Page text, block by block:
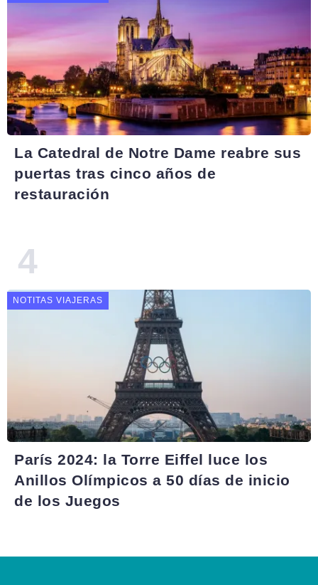
La Catedral de Notre Dame reabre sus
puertas tras cinco años de
restauración
NOTITAS VIAJERAS
París 2024: la Torre Eiffel luce los
Anillos Olímpicos a 50 días de inicio
de los Juegos